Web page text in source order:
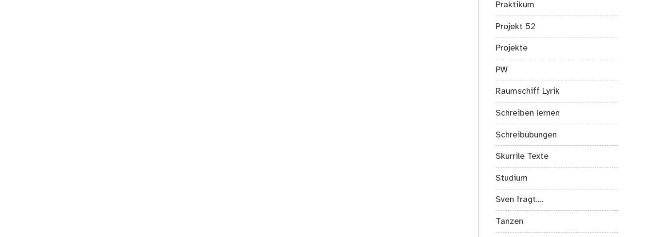
Praktikum
Projekt 52
Projekte
PW
Raumschiff Lyrik
Schreiben lernen
Schreibübungen
Skurrile Texte
Studium
Sven fragt….
Tanzen